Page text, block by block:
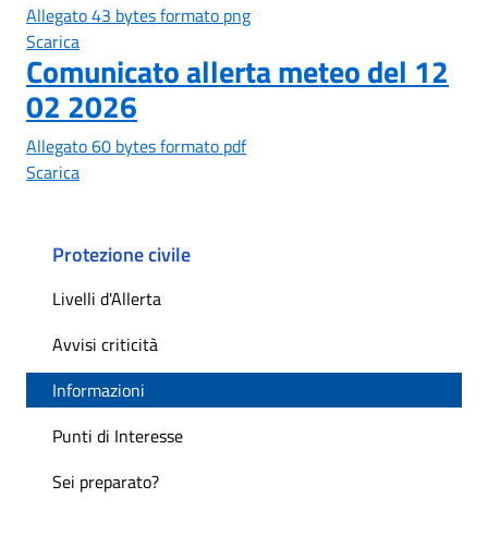
Allegato 43 bytes formato png
Scarica
Comunicato allerta meteo del 12
02 2026
Allegato 60 bytes formato pdf
Scarica
Protezione civile
Livelli d'Allerta
Avvisi criticità
Informazioni
Punti di Interesse
Sei preparato?